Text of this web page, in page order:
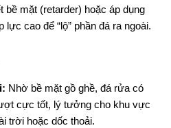
bề mặt (retarder) hoặc áp dụng
cao để “lộ” phần đá ra ngoài.
Nhờ bề mặt gồ ghề, đá rửa có
cực tốt, lý tưởng cho khu vực
trời hoặc dốc thoải.